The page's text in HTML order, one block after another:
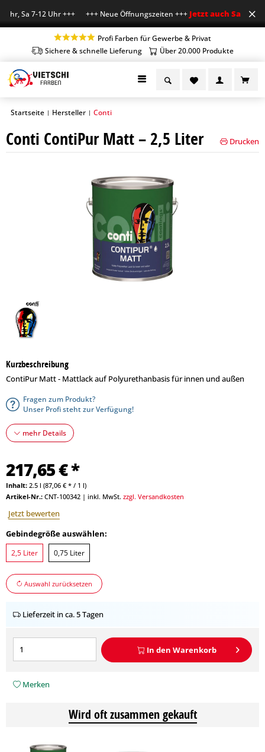
Sa 7-12 Uhr +++ +++ Neue Öffnungszeiten +++Jetzt auch Sa
Profi Farben für Gewerbe & Privat
Sichere & schnelle Lieferung
Über 20.000 Produkte
Startseite | Hersteller | Conti
Conti ContiPur Matt – 2,5 Liter Drucken
Kurzbeschreibung
ContiPur Matt - Mattlack auf Polyurethanbasis für innen und außen
Fragen zum Produkt?
Unser Profi steht zur Verfügung!
mehr Details
217,65 € *
Inhalt: 2.5 l (87,06 € * / 1 l)
Artikel-Nr.: CNT-100342 | inkl. MwSt. zzgl. Versandkosten
Jetzt bewerten
Gebindegröße auswählen:
2,5 Liter 0,75 Liter
Auswahl zurücksetzen
Lieferzeit in ca. 5 Tagen
In den Warenkorb
Merken
Wird oft zusammen gekauft